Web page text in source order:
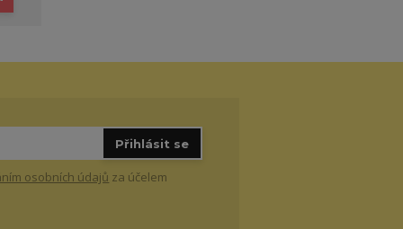
Přihlásit se
osobních údajů za účelem